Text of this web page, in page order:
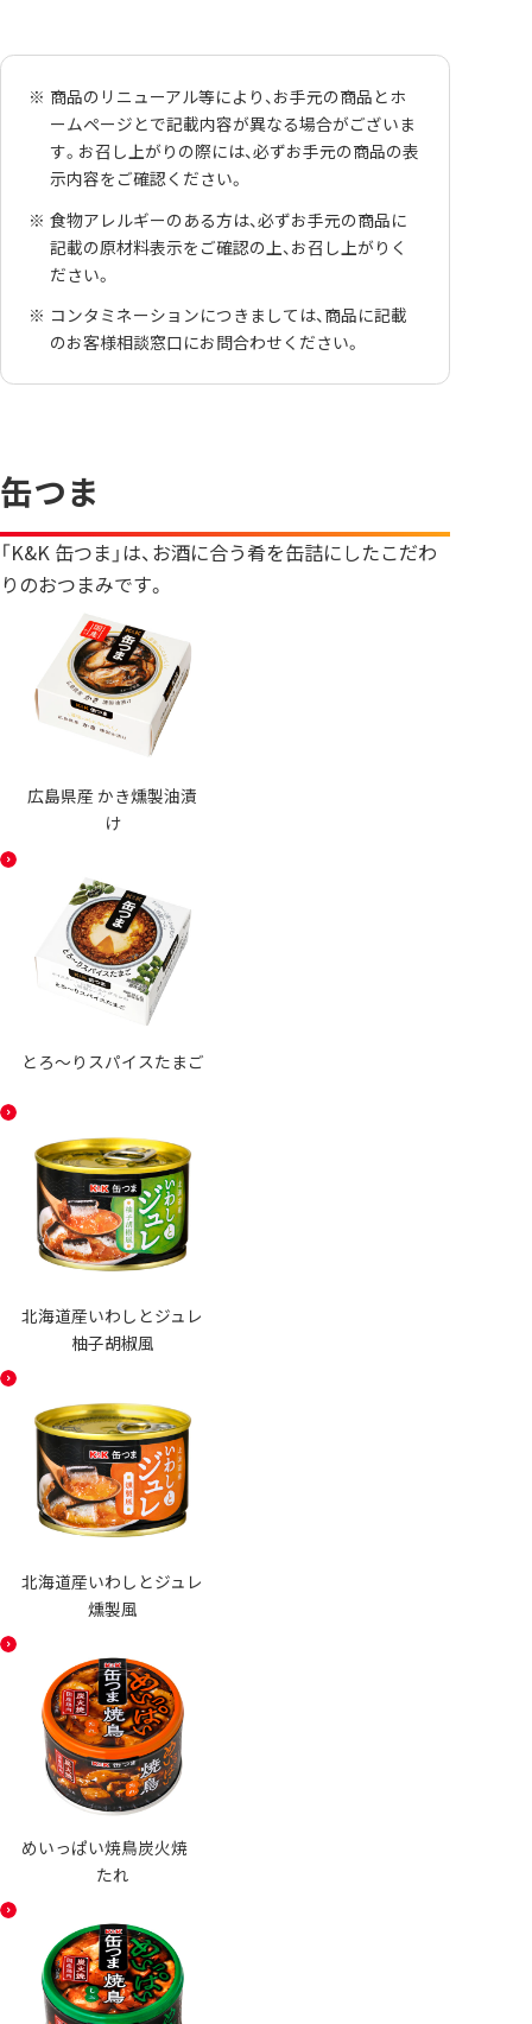
商品のリニューアル等により、お手元の商品とホ
ームページとで記載内容が異なる場合がございま
す。お召し上がりの際には、必ずお手元の商品の表
示内容をご確認ください。
食物アレルギーのある方は、必ずお手元の商品に
記載の原材料表示をご確認の上、お召し上がりく
ださい。
コンタミネーションにつきましては、商品に記載
のお客様相談窓口にお問合わせください。
缶つま
「K&K 缶つま」は、お酒に合う肴を缶詰にしたこだわ
りのおつまみです。
広島県産 かき燻製油漬
け
とろ〜りスパイスたまご
北海道産いわしとジュレ
柚子胡椒風
北海道産いわしとジュレ
燻製風
めいっぱい焼鳥炭火焼
たれ